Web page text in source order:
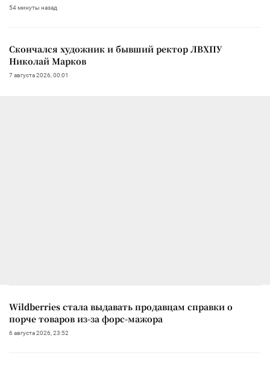
54 минуты назад
Скончался художник и бывший ректор ЛВХПУ
Николай Марков
7 августа 2026, 00:01
Wildberries стала выдавать продавцам справки о
порче товаров из-за форс-мажора
6 августа 2026, 23:52